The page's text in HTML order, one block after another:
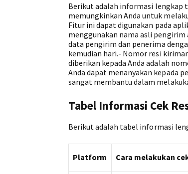
Berikut adalah informasi lengkap
memungkinkan Anda untuk
Fitur ini dapat digunakan pada
menggunakan nama asli
data pengirim dan penerima
kemudian hari.- Nomor resi
diberikan kepada Anda adalah
Anda dapat menanyakan kepada
sangat membantu dalam
Tabel Informasi Cek
Berikut adalah tabel informasi
Platform Cara melakukan